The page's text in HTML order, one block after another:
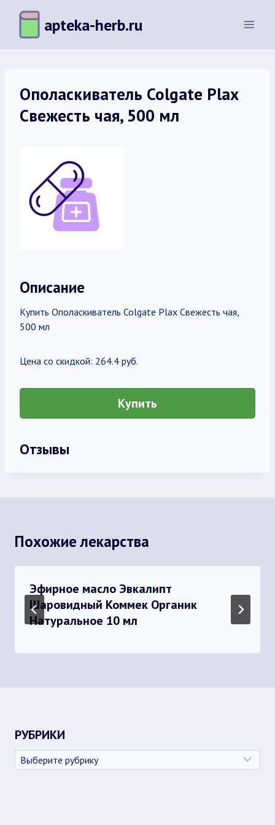
Перейти
содержимому
apteka-herb.ru
Ополаскиватель Colgate Plax
Свежесть чая, 500 мл
Описание
Купить Ополаскиватель Colgate Plax Свежесть чая,
500 мл
Цена со скидкой: 264.4 руб.
Купить
Отзывы
Похожие лекарства
Эфирное масло Эвкалипт
Шаровидный Коммек Органик
Натуральное 10 мл
РУБРИКИ
Рубрики